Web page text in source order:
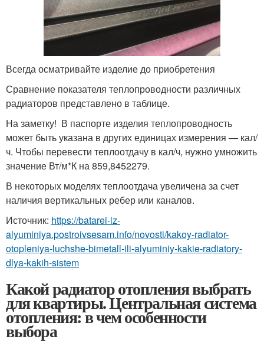
Всегда осматривайте изделие до приобретения
Сравнение показателя теплопроводности различных
радиаторов представлено в таблице.
На заметку! В паспорте изделия теплопроводность
может быть указана в других единицах измерения — кал/
ч. Чтобы перевести теплоотдачу в кал/ч, нужно умножить
значение Вт/м*К на 859,8452279.
В некоторых моделях теплоотдача увеличена за счет
наличия вертикальных ребер или каналов.
Источник: https://batarei-iz-
alyuminiya.postroivsesam.info/novosti/kakoy-radiator-
otopleniya-luchshe-bimetall-ili-alyuminiy-kakie-radiatory-
dlya-kakih-sistem
Какой радиатор отопления выбрать
для квартиры. Центральная система
отопления: в чем особенности
выбора